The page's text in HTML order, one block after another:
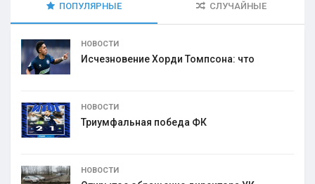
ПОПУЛЯРНЫЕ СЛУЧАЙНЫЕ
НОВОСТИ
Исчезновение Хорди Томпсона: что
НОВОСТИ
Триумфальная победа ФК
НОВОСТИ